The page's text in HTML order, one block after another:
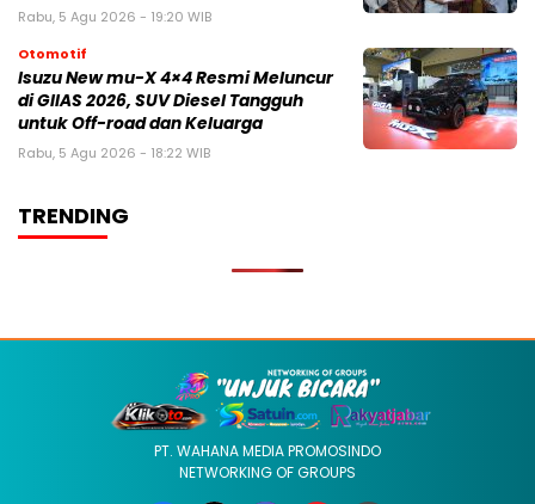
Rabu, 5 Agu 2026 - 19:20 WIB
Otomotif
Isuzu New mu-X 4×4 Resmi Meluncur
di GIIAS 2026, SUV Diesel Tangguh
untuk Off-road dan Keluarga
Rabu, 5 Agu 2026 - 18:22 WIB
TRENDING
PT. WAHANA MEDIA PROMOSINDO
NETWORKING OF GROUPS